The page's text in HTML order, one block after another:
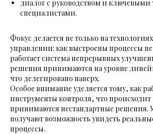
диалог с руководством и
специалистами.
Фокус делается не только на
управлении: как выстроены процессы
работает система непрерывных
решения принимаются на уровне
что делегировано наверх.
Особое внимание уделяется тому, как
инструменты контроля, что происходит
принимаются нестандартные решения.
получают возможность увидеть
процессы.